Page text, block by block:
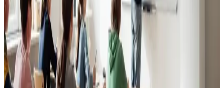
Erhvervsventilation
Kontorer, klinikker, butikker og restauranter i Hvalsø.
Godt indeklima for alle.
Læs mere